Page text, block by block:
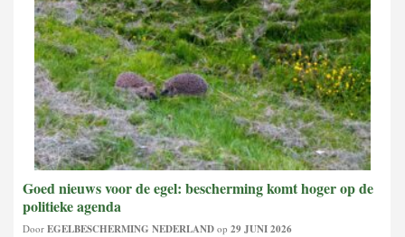
Goed nieuws voor de egel: bescherming komt hoger op de
politieke agenda
Door EGELBESCHERMING NEDERLAND op 29 JUNI 2026